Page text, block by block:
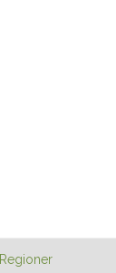
Regioner